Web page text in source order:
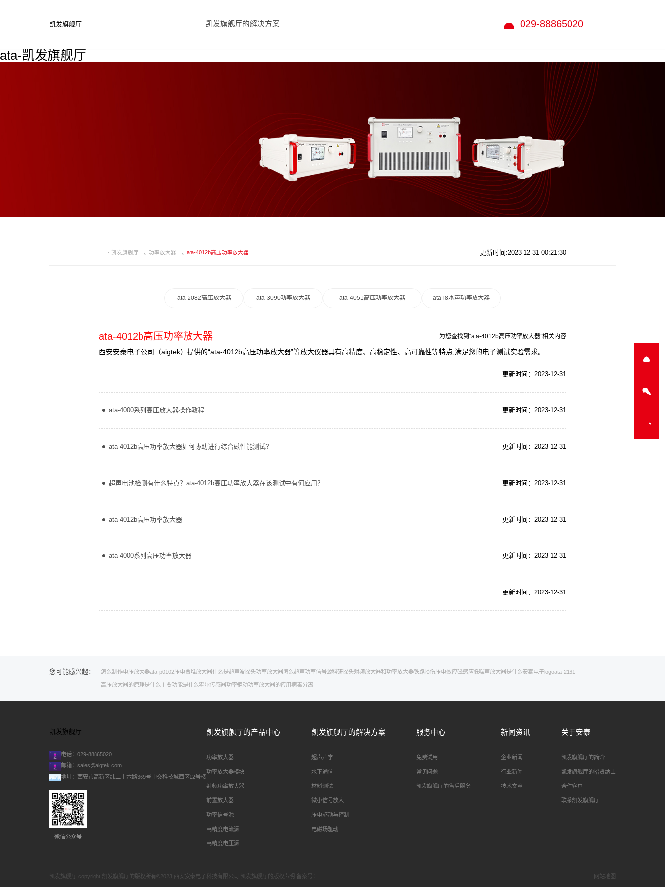
ata-凯发旗舰厅
凯发旗舰厅 凯发旗舰厅的解决方案 029-88865020
凯发旗舰厅 功率放大器 ata-4012b高压功率放大器 更新时间:2023-12-31 00:21:30
ata-2082高压放大器 ata-3090功率放大器 ata-4051高压功率放大器 ata-l8水声功率放大器
ata-4012b高压功率放大器 为您查找到“ata-4012b高压功率放大器”相关内容
西安安泰电子公司（aigtek）提供的“ata-4012b高压功率放大器”等放大仪器具有高精度、高稳定性、高可靠性等特点,满足您的电子测试实验需求。
更新时间：2023-12-31
ata-4000系列高压放大器操作教程 更新时间：2023-12-31
ata-4012b高压功率放大器如何协助进行综合磁性能测试？ 更新时间：2023-12-31
超声电池检测有什么特点？ata-4012b高压功率放大器在该测试中有何应用？ 更新时间：2023-12-31
ata-4012b高压功率放大器 更新时间：2023-12-31
ata-4000系列高压功率放大器 更新时间：2023-12-31
更新时间：2023-12-31
您可能感兴趣： 怎么制作电压放大器ata-p0102压电叠堆放大器什么是超声波探头功率放大器怎么超声功率信号源科研探头射频放大器和功率放大器铁路损伤 压电效应磁感应低噪声放大器是什么安泰电子logoata-2161
高压放大器的原理是什么主要功能是什么霍尔传感器功率驱动功率放大器的应用病毒分离
凯发旗舰厅
电话：029-88865020
邮箱： sales@aigtek.com
地址：西安市高新区纬二十六路369号中交科技城西区12号楼
微信公众号
凯发旗舰厅的产品中心
功率放大器
功率放大器模块
射频功率放大器
前置放大器
功率信号源
高精度电流源
高精度电压源
凯发旗舰厅的解决方案
超声声学
水下通信
材料测试
微小信号放大
压电驱动与控制
电磁场驱动
服务中心
免费试用
常见问题
凯发旗舰厅的售后服务
新闻资讯
企业新闻
行业新闻
技术文章
关于安泰
凯发旗舰厅的简介
凯发旗舰厅的招贤纳士
合作客户
联系凯发旗舰厅
凯发旗舰厅 copyright 凯发旗舰厅的版权所有©2023 西安安泰电子科技有限公司 凯发旗舰厅的版权声明 备案号： 网站地图